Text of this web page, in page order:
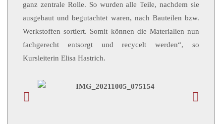
ganz zentrale Rolle. So wurden alle Teile, nachdem sie
ausgebaut und begutachtet waren, nach Bauteilen bzw.
Werkstoffen sortiert. Somit können die Materialien nun
fachgerecht entsorgt und recycelt werden“, so
Kursleiterin Elisa Hastrich.